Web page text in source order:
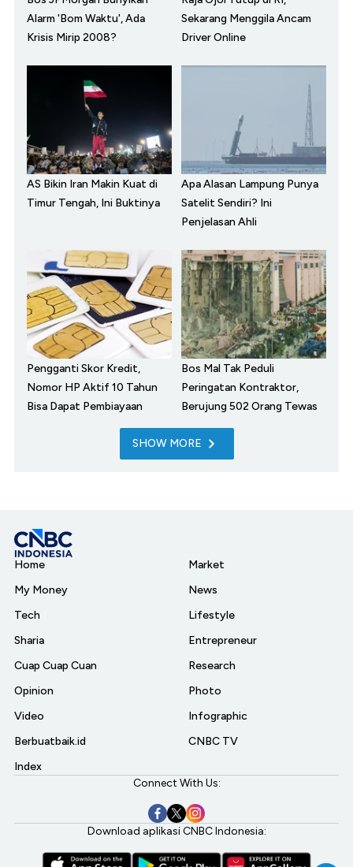
Alarm 'Bom Waktu', Ada
Krisis Mirip 2008?
Sekarang Menggila Ancam
Driver Online
AS Bikin Iran Makin Kuat di
Timur Tengah, Ini Buktinya
Apa Alasan Lampung Punya
Satelit Sendiri? Ini
Penjelasan Ahli
Pengganti Skor Kredit,
Nomor HP Aktif 10 Tahun
Bisa Dapat Pembiayaan
Bos Mal Tak Peduli
Peringatan Kontraktor,
Berujung 502 Orang Tewas
SHOW MORE
Home
My Money
Tech
Sharia
Cuap Cuap Cuan
Opinion
Video
Berbuatbaik.id
Index
Market
News
Lifestyle
Entrepreneur
Research
Photo
Infographic
CNBC TV
Connect With Us:
Download aplikasi CNBC Indonesia: